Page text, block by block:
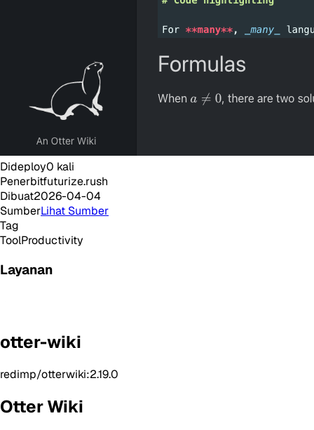
Dideploy0 kali
Penerbitfuturize.rush
Dibuat2026-04-04
SumberLihat Sumber
Tag
ToolProductivity
Layanan
otter-wiki
redimp/otterwiki:2.19.0
Otter Wiki